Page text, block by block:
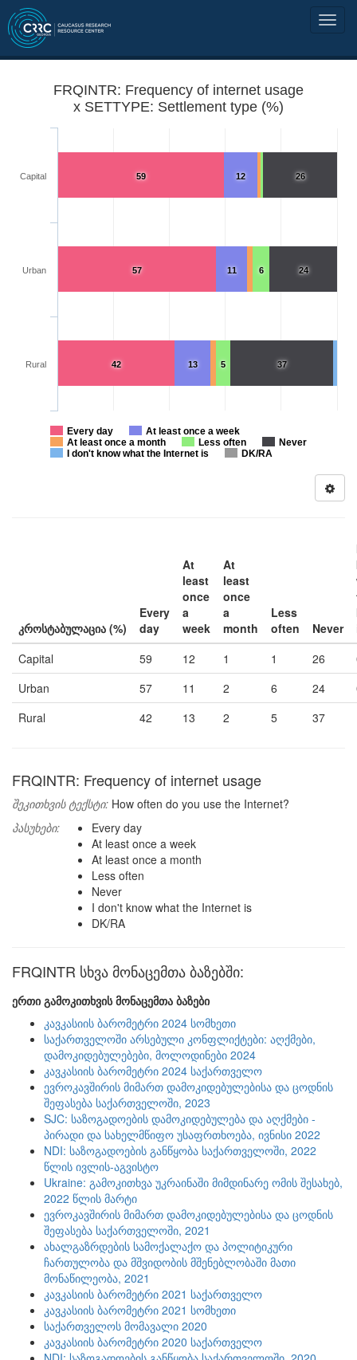
FRQINTR: Frequency of internet usage
x SETTYPE: Settlement type (%)
26
24
37
6
5
12
11
13
59
57
42
Every day
At least once a week
At least once a month
Less often
Never
I don't know what the Internet is
DK/RA
Capital
Urban
Rural
კროსტაბულაცია (%)
Every
day
At
least
once
a
week
At
least
once
a
month
Less
often
Never
Capital
59 12 1 1 26
Urban
57 11 2 6 24
Rural
42 13 2 5 37
FRQINTR: Frequency of internet usage
შეკითხვის ტექსტი: How often do you use the Internet?
პასუხები:
Every day
At least once a week
At least once a month
Less often
Never
I don't know what the Internet is
DK/RA
FRQINTR სხვა მონაცემთა ბაზებში:
ერთი გამოკითხვის მონაცემთა ბაზები
კავკასიის ბარომეტრი 2024 სომხეთი
საქართველოში არსებული კონფლიქტები: აღქმები,
დამოკიდებულებები, მოლოდინები 2024
კავკასიის ბარომეტრი 2024 საქართველო
ევროკავშირის მიმართ დამოკიდებულებისა და ცოდნის
შეფასება საქართველოში, 2023
SJC: საზოგადოების დამოკიდებულება და აღქმები -
პირადი და სახელმწიფო უსაფრთხოება, ივნისი 2022
NDI: საზოგადოების განწყობა საქართველოში, 2022
წლის ივლის-აგვისტო
Ukraine: გამოკითხვა უკრაინაში მიმდინარე ომის შესახებ,
2022 წლის მარტი
ევროკავშირის მიმართ დამოკიდებულებისა და ცოდნის
შეფასება საქართველოში, 2021
ახალგაზრდების სამოქალაქო და პოლიტიკური
ჩართულობა და მშვიდობის მშენებლობაში მათი
მონაწილეობა, 2021
კავკასიის ბარომეტრი 2021 საქართველო
კავკასიის ბარომეტრი 2021 სომხეთი
საქართველოს მომავალი 2020
კავკასიის ბარომეტრი 2020 საქართველო